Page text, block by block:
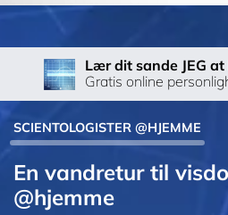
Lær dit sande JEG at
Gratis online
SCIENTOLOGISTER @HJEMME
En vandretur til
@hjemme